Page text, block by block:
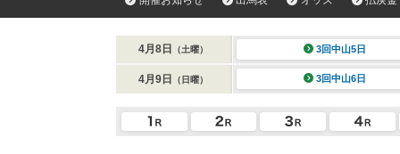
4月8日 （土曜） 3回中山5日
4月9日 （日曜） 3回中山6日